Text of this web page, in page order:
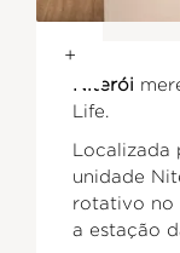
+
Niterói
Life.
Localizada
unidade
rotativo no
a estação